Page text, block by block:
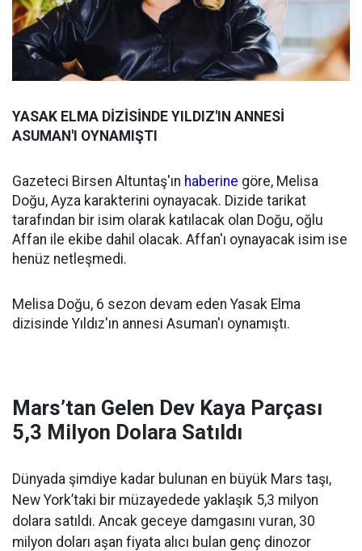
YASAK ELMA DİZİSİNDE YILDIZ'IN ANNESİ
ASUMAN'I OYNAMIŞTI
Gazeteci Birsen Altuntaş'ın haberine göre, Melisa
Doğu, Ayza karakterini oynayacak. Dizide tarikat
tarafından bir isim olarak katılacak olan Doğu, oğlu
Affan ile ekibe dahil olacak. Affan'ı oynayacak isim ise
henüz netleşmedi.
Melisa Doğu, 6 sezon devam eden Yasak Elma
dizisinde Yıldız'ın annesi Asuman'ı oynamıştı.
Mars’tan Gelen Dev Kaya Parçası
5,3 Milyon Dolara Satıldı
Dünyada şimdiye kadar bulunan en büyük Mars taşı,
New York’taki bir müzayedede yaklaşık 5,3 milyon
dolara satıldı. Ancak geceye damgasını vuran, 30
milyon doları aşan fiyata alıcı bulan genç dinozor